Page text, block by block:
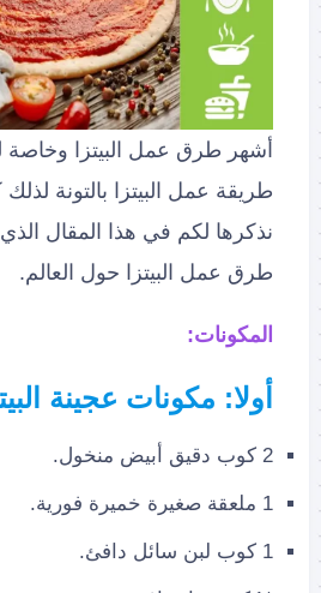
أشهر طرق عمل البيتزا وخاصة
طريقة عمل البيتزا بالتونة
نذكرها لكم في هذا المقال
طرق عمل البيتزا حول العالم.
المكونات:
أولا: مكونات عجينة
2 كوب دقيق أبيض منخول.
1 ملعقة صغيرة خميرة فورية.
1 كوب لبن سائل دافئ.